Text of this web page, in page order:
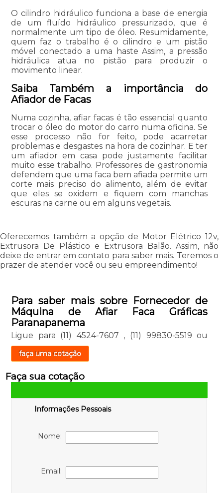
O cilindro hidráulico funciona a base de energia
de um fluído hidráulico pressurizado, que é
normalmente um tipo de óleo. Resumidamente,
quem faz o trabalho é o cilindro e um pistão
móvel conectado a uma haste Assim, a pressão
hidráulica atua no pistão para produzir o
movimento linear.
Saiba Também a importância do
Afiador de Facas
Numa cozinha, afiar facas é tão essencial quanto
trocar o óleo do motor do carro numa oficina. Se
esse processo não for feito, pode acarretar
problemas e desgastes na hora de cozinhar. E ter
um afiador em casa pode justamente facilitar
muito esse trabalho. Professores de gastronomia
defendem que uma faca bem afiada permite um
corte mais preciso do alimento, além de evitar
que eles se oxidem e fiquem com manchas
escuras na carne ou em alguns vegetais.
Oferecemos também a opção de Motor Elétrico 12v,
Extrusora De Plástico e Extrusora Balão. Assim, não
deixe de entrar em contato para saber mais. Teremos o
prazer de atender você ou seu empreendimento!
Para saber mais sobre Fornecedor de
Máquina de Afiar Faca Gráficas
Paranapanema
Ligue para (11) 4524-7607 , (11) 99830-5519 ou
faça uma cotação
Faça sua cotação
Informações Pessoais
Nome:
Email: